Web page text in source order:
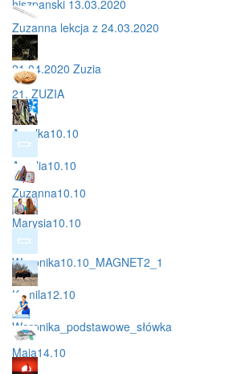
hiszpanski 13.03.2020
Zuzanna lekcja z 24.03.2020
21.04.2020 Zuzia
21. ZUZIA
Amelka10.10
Aurelia10.10
Zuzanna10.10
Marysia10.10
Weronika10.10_MAGNET2_1
Kamila12.10
Weronika_podstawowe_słówka
Maja14.10